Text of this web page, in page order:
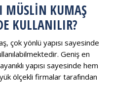
MÜSLIN KUMAŞ
KULLANILIR?
çok yönlü yapısı sayesinde
Geniş en
yapısı sayesinde hem
ölçekli firmalar tarafından